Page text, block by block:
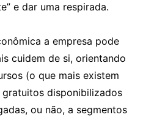
e dar uma respirada.
a empresa pode
cuidem de si, orientando
(o que mais existem
disponibilizados
ou não, a segmentos